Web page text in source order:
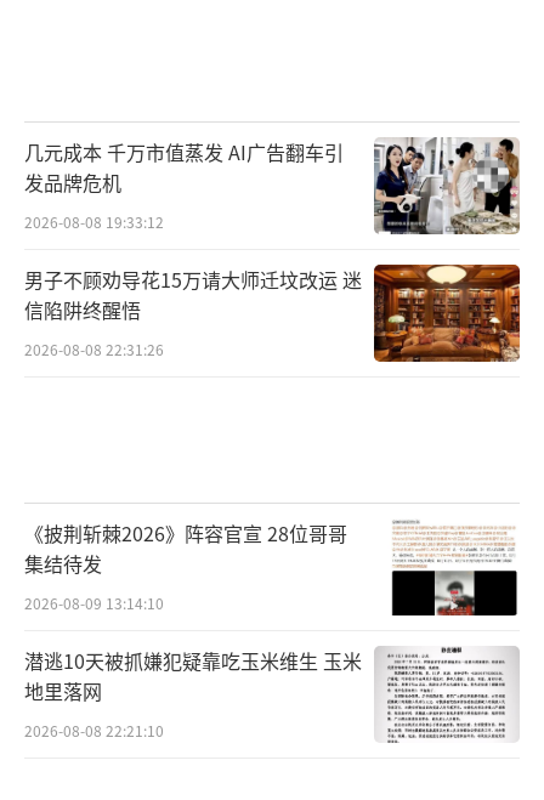
几元成本 千万市值蒸发 AI广告翻车引
发品牌危机
2026-08-08 19:33:12
男子不顾劝导花15万请大师迁坟改运 迷
信陷阱终醒悟
2026-08-08 22:31:26
《披荆斩棘2026》阵容官宣 28位哥哥
集结待发
2026-08-09 13:14:10
潜逃10天被抓嫌犯疑靠吃玉米维生 玉米
地里落网
2026-08-08 22:21:10